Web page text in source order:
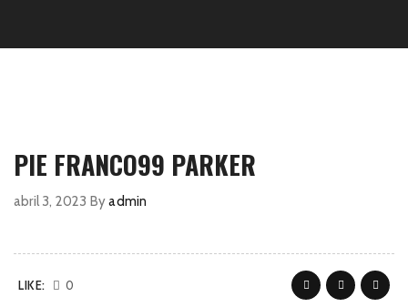
PIE FRANCO99 PARKER
abril 3, 2023 Byadmin
LIKE: 0